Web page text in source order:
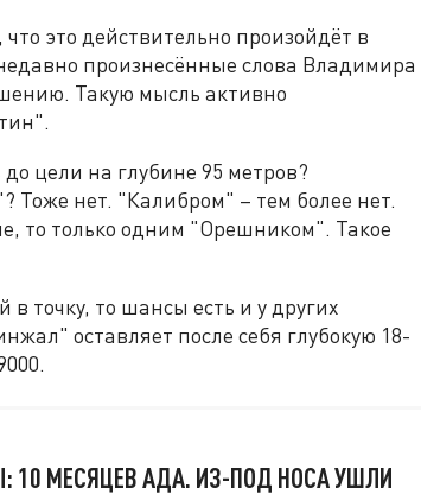
это действительно произойдёт в
произнесённые слова Владимира
Такую мысль активно
цели на глубине 95 метров?
Тоже нет. "Калибром" – тем более нет.
то только одним "Орешником". Такое
точку, то шансы есть и у других
оставляет после себя глубокую 18-
10 МЕСЯЦЕВ АДА. ИЗ-ПОД НОСА УШЛИ